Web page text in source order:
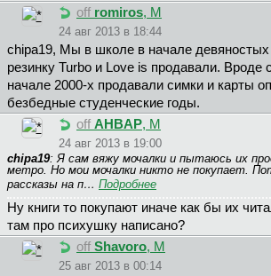
off romiros, М
24 авг 2013 в 18:44
chipa19, Мы в школе в начале
резинку Turbo и Love is продавали. Вроде
начале 2000-х продавали симки и карты
безбедные студенческие годы.
off AHBAP, М
24 авг 2013 в 19:00
chipa19: Я сам вяжу мочалки и пытаюсь их
метро. Но мои мочалки никто не покупает.
рассказы на п… Подробнее
Ну книги то покупают иначе как бы их
там про психушку написано?
off Shavoro, М
25 авг 2013 в 00:14